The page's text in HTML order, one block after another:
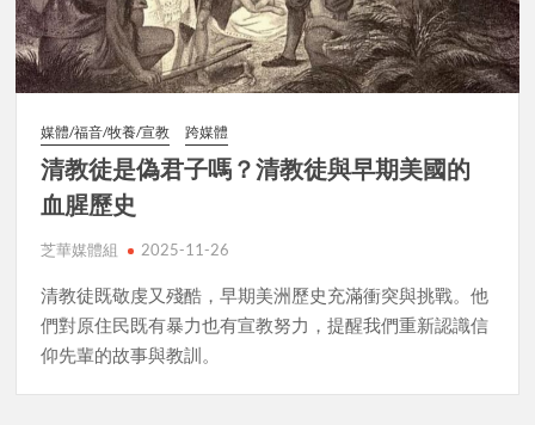
媒體/福音/牧養/宣教 跨媒體
清教徒是偽君子嗎？清教徒與早期美國的
血腥歷史
芝華媒體組 2025-11-26
清教徒既敬虔又殘酷，早期美洲歷史充滿衝突與挑戰。他
們對原住民既有暴力也有宣教努力，提醒我們重新認識信
仰先輩的故事與教訓。